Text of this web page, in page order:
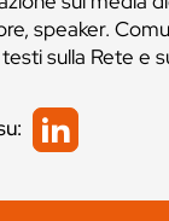
speaker.
sulla Rete e